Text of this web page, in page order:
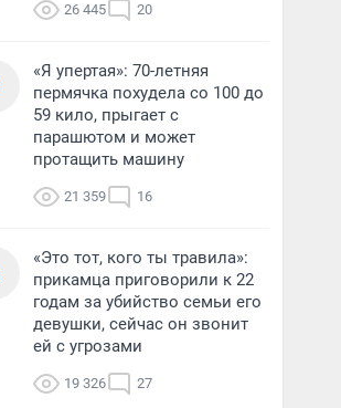
26 445 20
«Я упертая»: 70-летняя
пермячка похудела со 100 до
59 кило, прыгает с
парашютом и может
протащить машину
21 359 16
«Это тот, кого ты травила»:
прикамца приговорили к 22
годам за убийство семьи его
девушки, сейчас он звонит
ей с угрозами
19 326 27